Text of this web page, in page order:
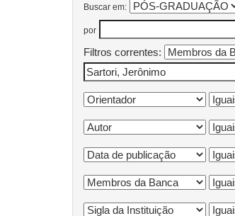
Buscar em:
por
Filtros correntes: